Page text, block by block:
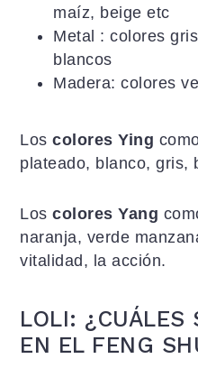
maíz, beige etc
Metal : colores
blancos
Madera: colores
Loscolores Ying
plateado, blanco, gris,
Los colores Yang
naranja, verde
vitalidad, la acción.
LOLI: ¿CUÁLES
EN EL FENG